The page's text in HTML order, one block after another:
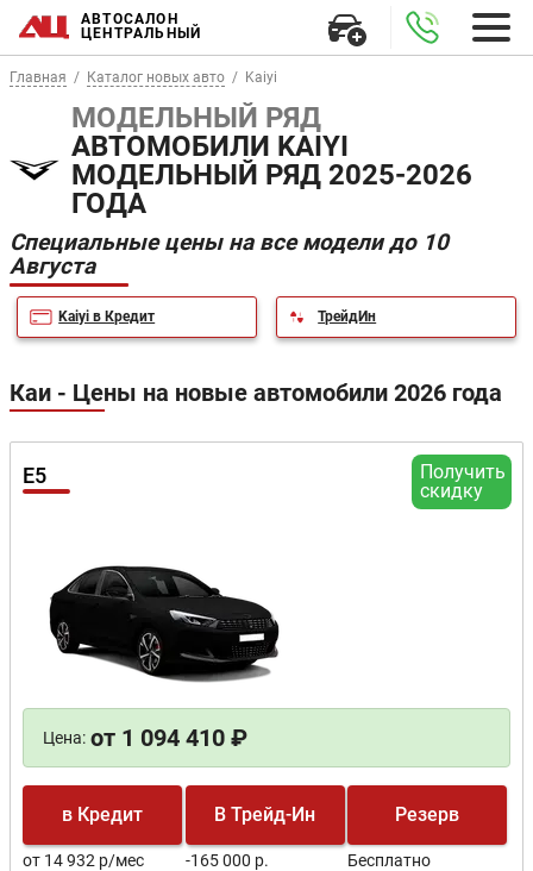
АВТОСАЛОН
ЦЕНТРАЛЬНЫЙ
Главная Каталог новых авто Kaiyi
МОДЕЛЬНЫЙ РЯД
АВТОМОБИЛИ KAIYI
МОДЕЛЬНЫЙ РЯД 2025-2026
ГОДА
Специальные цены на все модели до 10
Августа
Kaiyi в Кредит ТрейдИн
Каи - Цены на новые автомобили 2026 года
Получить
скидку
E5
Цена: от 1 094 410 ₽
в Кредит
от 14 932 р/мес
В Трейд-Ин
-165 000 р.
Резерв
Бесплатно